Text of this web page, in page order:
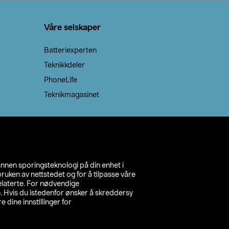
sporingsteknologi på din enhet i
av nettstedet og for å tilpasse våre
For nødvendige
Hvis du istedenfor ønsker å skreddersy
dine innstillinger for
Våre selskaper
Batteriexperten
Teknikkdeler
PhoneLife
Teknikmagasinet